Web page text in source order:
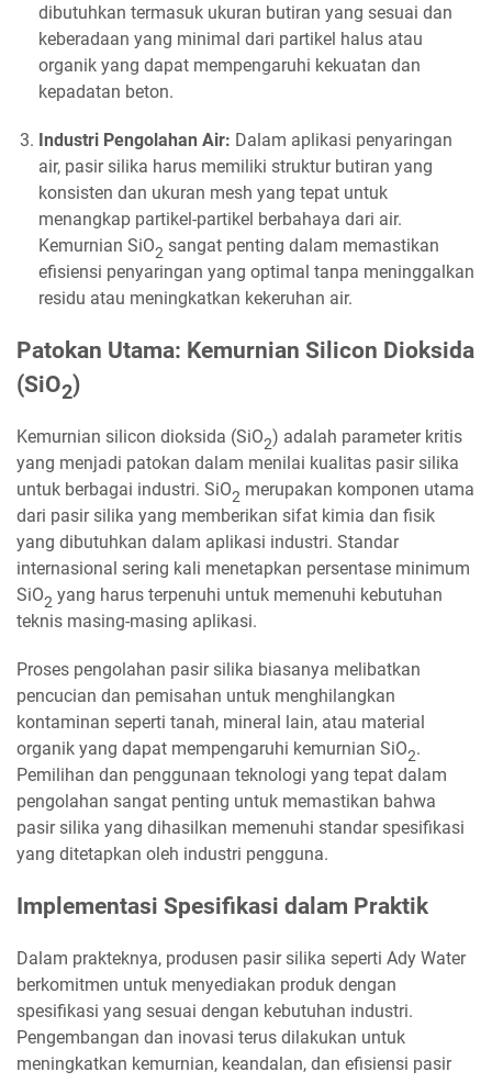
dibutuhkan termasuk ukuran butiran yang sesuai dan
keberadaan yang minimal dari partikel halus atau
organik yang dapat mempengaruhi kekuatan dan
kepadatan beton.
Industri Pengolahan Air: Dalam aplikasi penyaringan
air, pasir silika harus memiliki struktur butiran yang
konsisten dan ukuran mesh yang tepat untuk
menangkap partikel-partikel berbahaya dari air.
Kemurnian SiO2 sangat penting dalam memastikan
efisiensi penyaringan yang optimal tanpa meninggalkan
residu atau meningkatkan kekeruhan air.
Patokan Utama: Kemurnian Silicon Dioksida
(SiO2)
Kemurnian silicon dioksida (SiO2) adalah parameter kritis
yang menjadi patokan dalam menilai kualitas pasir silika
untuk berbagai industri. SiO2 merupakan komponen utama
dari pasir silika yang memberikan sifat kimia dan fisik
yang dibutuhkan dalam aplikasi industri. Standar
internasional sering kali menetapkan persentase minimum
SiO2 yang harus terpenuhi untuk memenuhi kebutuhan
teknis masing-masing aplikasi.
Proses pengolahan pasir silika biasanya melibatkan
pencucian dan pemisahan untuk menghilangkan
kontaminan seperti tanah, mineral lain, atau material
organik yang dapat mempengaruhi kemurnian SiO2.
Pemilihan dan penggunaan teknologi yang tepat dalam
pengolahan sangat penting untuk memastikan bahwa
pasir silika yang dihasilkan memenuhi standar spesifikasi
yang ditetapkan oleh industri pengguna.
Implementasi Spesifikasi dalam Praktik
Dalam prakteknya, produsen pasir silika seperti Ady Water
berkomitmen untuk menyediakan produk dengan
spesifikasi yang sesuai dengan kebutuhan industri.
Pengembangan dan inovasi terus dilakukan untuk
meningkatkan kemurnian, keandalan, dan efisiensi pasir